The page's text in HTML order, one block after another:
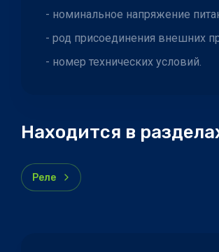
- номинальное напряжение
- род присоединения внешних
- номер технических условий.
Находится в
Реле